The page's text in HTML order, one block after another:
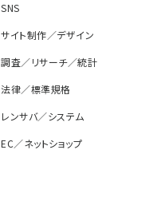
SNS
サイト制作／デザイン
調査／リサーチ／統計
法律／標準規格
レンサバ／システム
EC／ネットショップ